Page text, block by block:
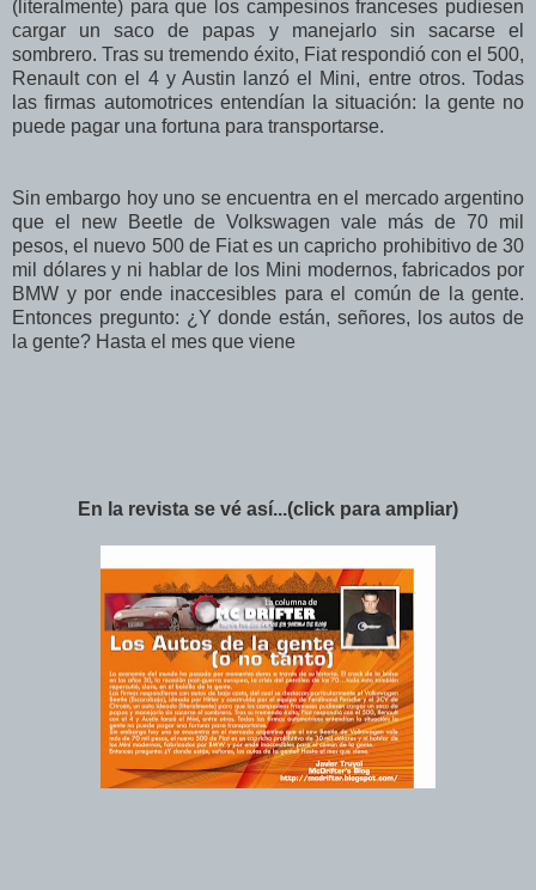
(literalmente) para que los campesinos franceses pudiesen
cargar un saco de papas y manejarlo sin sacarse el
sombrero. Tras su tremendo éxito, Fiat respondió con el 500,
Renault con el 4 y Austin lanzó el Mini, entre otros. Todas
las firmas automotrices entendían la situación: la gente no
puede pagar una fortuna para transportarse.
Sin embargo hoy uno se encuentra en el mercado argentino
que el new Beetle de Volkswagen vale más de 70 mil
pesos, el nuevo 500 de Fiat es un capricho prohibitivo de 30
mil dólares y ni hablar de los Mini modernos, fabricados por
BMW y por ende inaccesibles para el común de la gente.
Entonces pregunto: ¿Y donde están, señores, los autos de
la gente? Hasta el mes que viene
En la revista se vé así...(click para ampliar)